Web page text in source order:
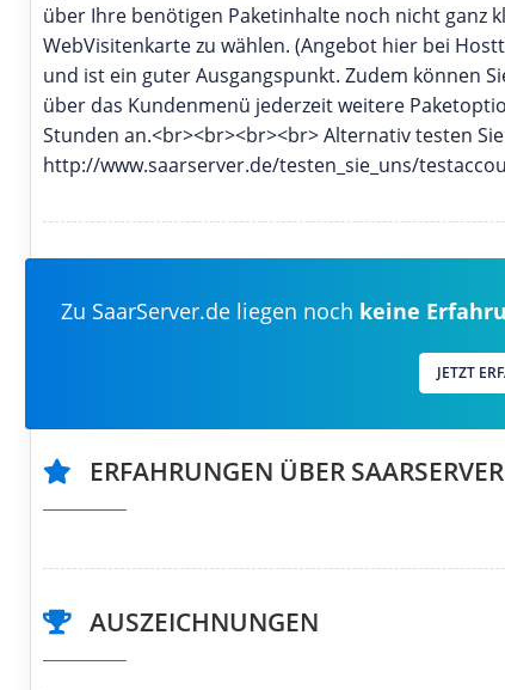
über Ihre benötigen Paketinhalte noch nicht ganz
WebVisitenkarte zu wählen. (Angebot hier bei
und ist ein guter Ausgangspunkt. Zudem können
über das Kundenmenü jederzeit weitere
Stunden an.<br><br><br><br> Alternativ testen
http://www.saarserver.de/testen_sie_uns/
Zu SaarServer.de liegen noch keine
JETZT
ERFAHRUNGEN ÜBER
AUSZEICHNUNGEN